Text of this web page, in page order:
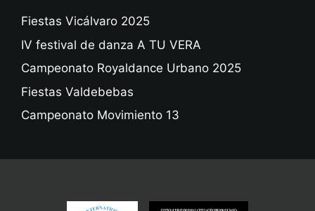
Fiestas Vicálvaro 2025
IV festival de danza A TU VERA
Campeonato Royaldance Urbano 2025
Fiestas Valdebebas
Campeonato Movimiento 13